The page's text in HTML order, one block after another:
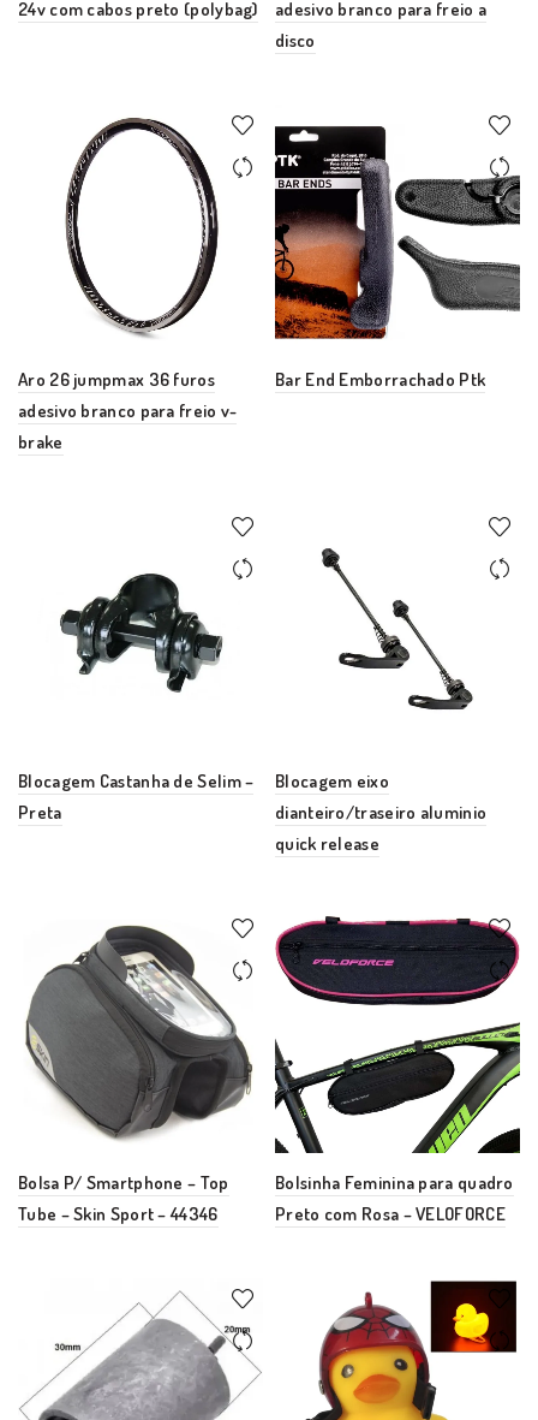
24v com cabos preto (polybag)
adesivo branco para freio a
disco
Aro 26 jumpmax 36 furos
adesivo branco para freio v-
brake
Bar End Emborrachado Ptk
Blocagem Castanha de Selim –
Preta
Blocagem eixo
dianteiro/traseiro aluminio
quick release
Bolsa P/ Smartphone – Top
Tube – Skin Sport – 44346
Bolsinha Feminina para quadro
Preto com Rosa – VELOFORCE